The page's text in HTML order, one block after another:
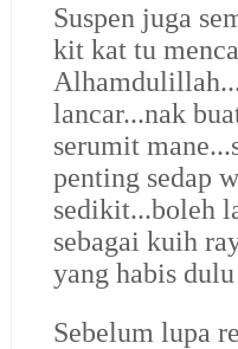
Suspen juga
kit kat tu
lancar...nak
serumit
penting sedap
sedikit...boleh
sebagai kuih
yang habis
Sebelum lupa